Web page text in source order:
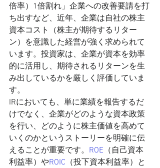
倍率）1倍割れ」企業への改善要請を打
ち出すなど、近年、企業は自社の株主
資本コスト（株主が期待するリター
ン）を意識した経営が強く求められて
います。投資家は、企業が資本を効率
的に活用し、期待されるリターンを生
み出しているかを厳しく評価していま
す。
IRにおいても、単に業績を報告するだ
けでなく、企業がどのような資本政策
を行い、どのように株主価値を高めて
いくのかというストーリーを明確に伝
えることが重要です。 ROE （自己資本
利益率）やROIC （投下資本利益率）と